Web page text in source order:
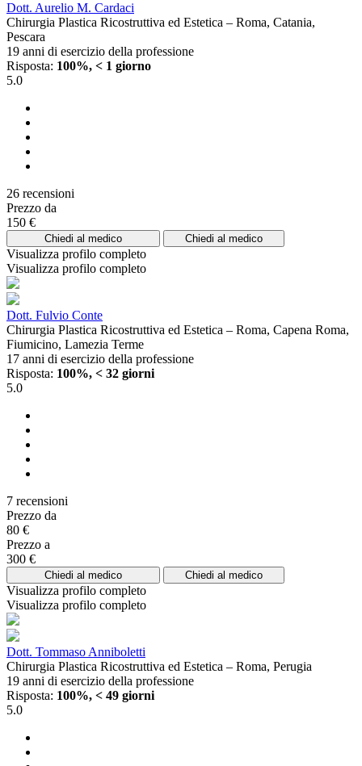
Dott. Aurelio M. Cardaci
Chirurgia Plastica Ricostruttiva ed Estetica – Roma, Catania,
Pescara
19 anni di esercizio della professione
Risposta: 100%, < 1 giorno
5.0
26 recensioni
Prezzo da
150 €
Chiedi al medico Chiedi al medico
Visualizza profilo completo
Visualizza profilo completo
Dott. Fulvio Conte
Chirurgia Plastica Ricostruttiva ed Estetica – Roma, Capena Roma,
Fiumicino, Lamezia Terme
17 anni di esercizio della professione
Risposta: 100%, < 32 giorni
5.0
7 recensioni
Prezzo da
80 €
Prezzo a
300 €
Chiedi al medico Chiedi al medico
Visualizza profilo completo
Visualizza profilo completo
Dott. Tommaso Anniboletti
Chirurgia Plastica Ricostruttiva ed Estetica – Roma, Perugia
19 anni di esercizio della professione
Risposta: 100%, < 49 giorni
5.0